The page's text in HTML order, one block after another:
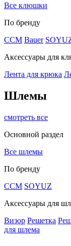
Все клюшки
По бренду
CCM Bauer
Аксессуары для
Лента для крюка
Шлемы
смотреть все
Основной раздел
Все шлемы
По бренду
CCM SOYUZ
Аксессуары для
Визор Решетка
для шлема